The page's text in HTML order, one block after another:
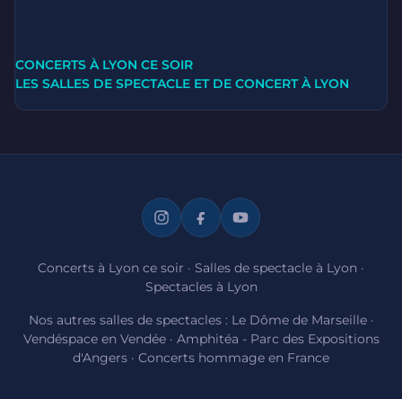
CONCERTS À LYON CE SOIR
LES SALLES DE SPECTACLE ET DE CONCERT À LYON
Concerts à Lyon ce soir · Salles de spectacle à Lyon ·
Spectacles à Lyon
Nos autres salles de spectacles : Le Dôme de Marseille·
Vendéspace en Vendée· Amphitéa - Parc des Expositions
d'Angers · Concerts hommage en France